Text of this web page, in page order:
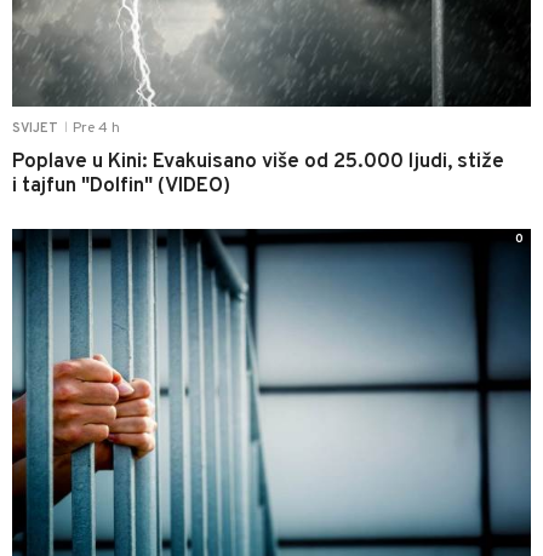
SVIJET Pre 4 h
Poplave u Kini: Evakuisano više od 25.000 ljudi, stiže
i tajfun "Dolfin" (VIDEO)
0